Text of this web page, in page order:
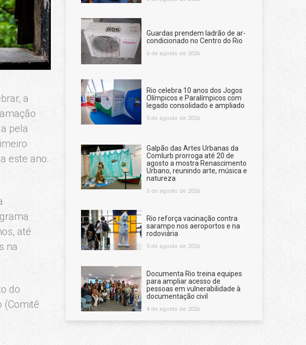
a
pela
este ano.
até
na
do
(Comitê
Guardas prendem ladrão de ar-
condicionado no Centro do Rio
6 de agosto de 2026
Rio celebra 10 anos dos Jogos
Olímpicos e Paralímpicos com
legado consolidado e ampliado
5 de agosto de 2026
Galpão das Artes Urbanas da
Comlurb prorroga até 20 de
agosto a mostra Renascimento
Urbano, reunindo arte, música e
natureza
5 de agosto de 2026
Rio reforça vacinação contra
sarampo nos aeroportos e na
rodoviária
5 de agosto de 2026
Documenta Rio treina equipes
para ampliar acesso de
pessoas em vulnerabilidade à
documentação civil
4 de agosto de 2026